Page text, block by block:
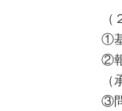
（
①
②
③